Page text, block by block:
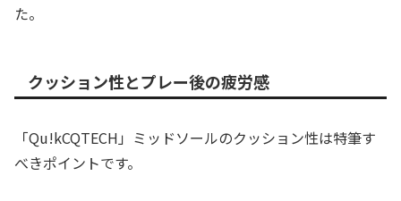
た。
クッション性とプレー後の疲労感
「Qu!kCQTECH」ミッドソールのクッション性は特筆す
べきポイントです。